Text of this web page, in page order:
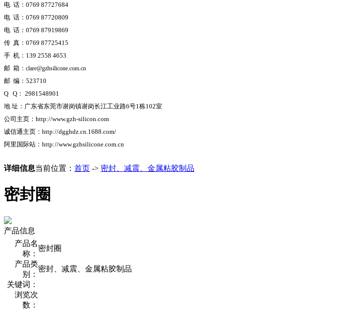
电 话：0769 87727684
电 话：0769 87720809
电 话：0769 87919869
传 真：0769 87725415
手 机：139 2558 4653
邮 箱： clare@gzhsilicone.com.cn
邮 编：523710
Q Q： 2981548901
地 址： 广东省东莞市谢岗镇谢岗长江工业路6号1栋102室
公司主页：http://www.gzh-silicon.com
诚信通主页：http://dgghdz.cn.1688.com/
阿里国际站：http://www.gzhsilicone.com.cn
详细信息当前位置： 首页 -> 密封、减震、金属粘胶制品
密封圈
产品信息
产品名
称：
密封圈
产品类
别：
密封、减震、金属粘胶制品
关键词：
浏览次
数：